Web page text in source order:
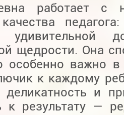
работает с
щедрости. Она
особенно важно в
к каждому
деликатность и
к результату —